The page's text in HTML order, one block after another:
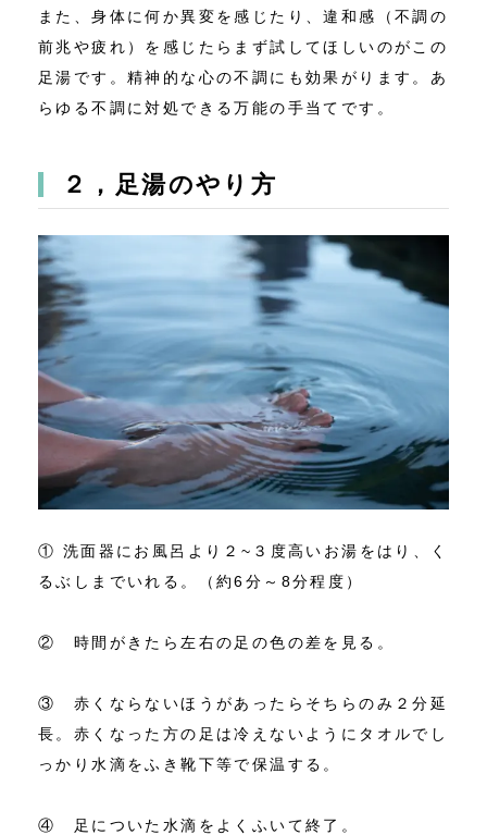
また、身体に何か異変を感じたり、違和感（不調の
前兆や疲れ）を感じたらまず試してほしいのがこの
足湯です。精神的な心の不調にも効果がります。あ
らゆる不調に対処できる万能の手当てです。
２，足湯のやり方
① 洗面器にお風呂より２~３度高いお湯をはり、く
るぶしまでいれる。（約6分～8分程度）
② 時間がきたら左右の足の色の差を見る。
③ 赤くならないほうがあったらそちらのみ２分延
長。赤くなった方の足は冷えないようにタオルでし
っかり水滴をふき靴下等で保温する。
④ 足についた水滴をよくふいて終了。